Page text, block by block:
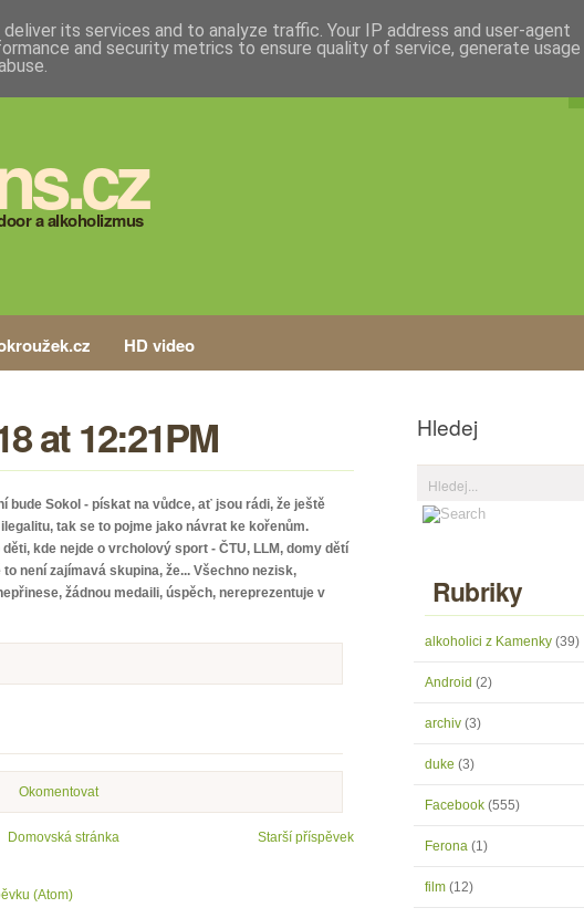
a alkoholizmus
HD video
at 12:21PM
Sokol - pískat na vůdce, ať jsou rádi, že ještě
tak se to pojme jako návrat ke kořenům.
kde nejde o vrcholový sport - ČTU, LLM, domy dětí
není zajímavá skupina, že... Všechno nezisk,
žádnou medaili, úspěch, nereprezentuje v
Okomentovat
Starší příspěvek
Domovská stránka
(Atom)
Hledej
Rubriky
alkoholici z Kamenky (39)
Android (2)
archiv (3)
duke (3)
Facebook (555)
Ferona (1)
film (12)
its services and to analyze traffic. Your IP address and user-agent
and security metrics to ensure quality of service, generate usage